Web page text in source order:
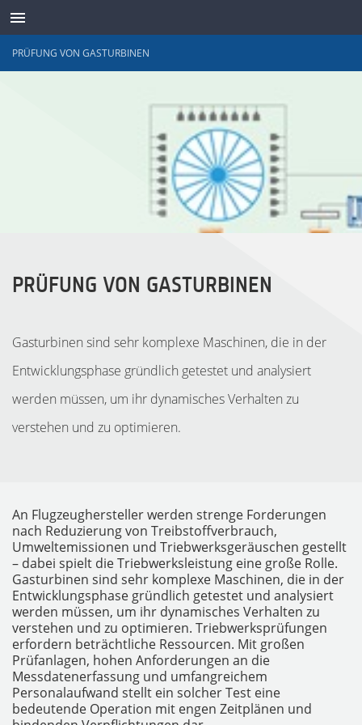
MESSGERÄTE
PRÜFUNG VON GASTURBINEN
PRÜFUNG VON GASTURBINEN
Gasturbinen sind sehr komplexe Maschinen, die in der
Entwicklungsphase gründlich getestet und analysiert
werden müssen, um ihr dynamisches Verhalten zu
verstehen und zu optimieren.
An Flugzeughersteller werden strenge Forderungen
nach Reduzierung von Treibstoffverbrauch,
Umweltemissionen und Triebwerksgeräuschen gestellt
– dabei spielt die Triebwerksleistung eine große Rolle.
Gasturbinen sind sehr komplexe Maschinen, die in der
Entwicklungsphase gründlich getestet und analysiert
werden müssen, um ihr dynamisches Verhalten zu
verstehen und zu optimieren. Triebwerksprüfungen
erfordern beträchtliche Ressourcen. Mit großen
Prüfanlagen, hohen Anforderungen an die
Messdatenerfassung und umfangreichem
Personalaufwand stellt ein solcher Test eine
bedeutende Operation mit engen Zeitplänen und